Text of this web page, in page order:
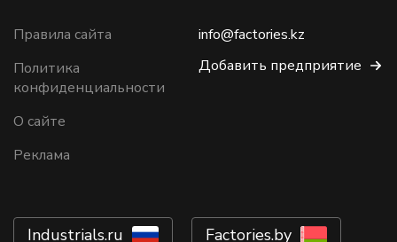
Правила сайта
Политика
конфиденциальности
О сайте
Реклама
info@factories.kz
Добавить предприятие
Industrials.ru Factories.by